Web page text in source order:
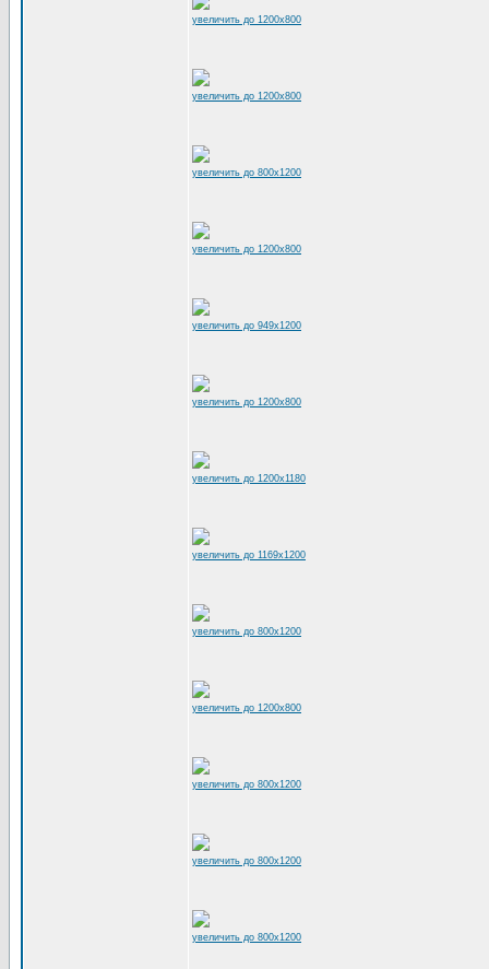
увеличить до 1200x800
увеличить до 1200x800
увеличить до 800x1200
увеличить до 1200x800
увеличить до 949x1200
увеличить до 1200x800
увеличить до 1200x1180
увеличить до 1169x1200
увеличить до 800x1200
увеличить до 1200x800
увеличить до 800x1200
увеличить до 800x1200
увеличить до 800x1200